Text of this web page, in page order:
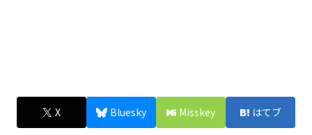
X Bluesky Misskey はてブ